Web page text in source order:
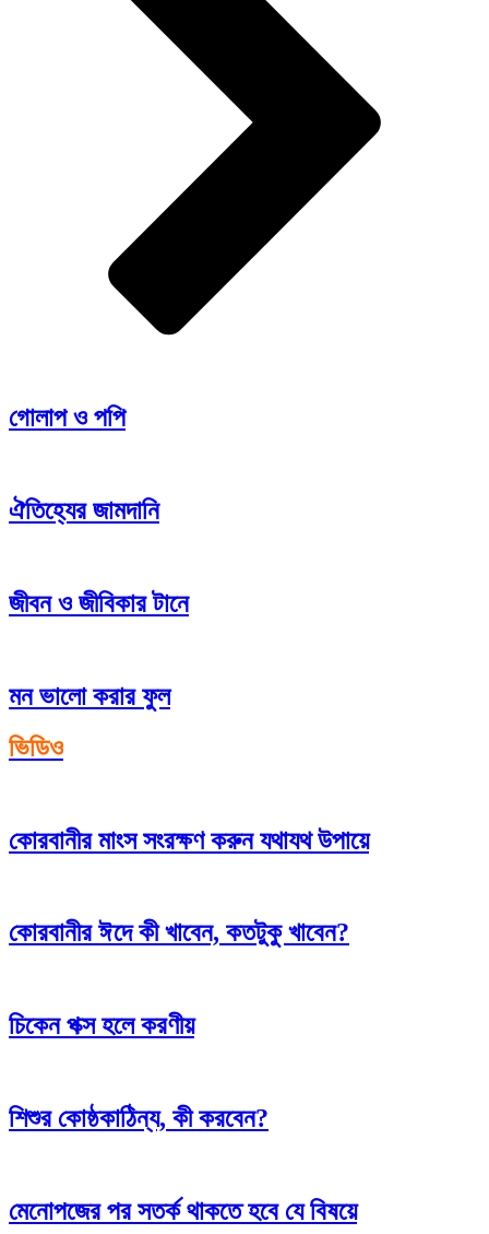
গোলাপ ও পপি
ঐতিহ্যের জামদানি
জীবন ও জীবিকার টানে
মন ভালো করার ফুল
ভিডিও
কোরবানীর মাংস সংরক্ষণ করুন যথাযথ উপায়ে
কোরবানীর ঈদে কী খাবেন, কতটুকু খাবেন?
চিকেন পক্স হলে করণীয়
শিশুর কোষ্ঠকাঠিন্য, কী করবেন?
মেনোপজের পর সতর্ক থাকতে হবে যে বিষয়ে